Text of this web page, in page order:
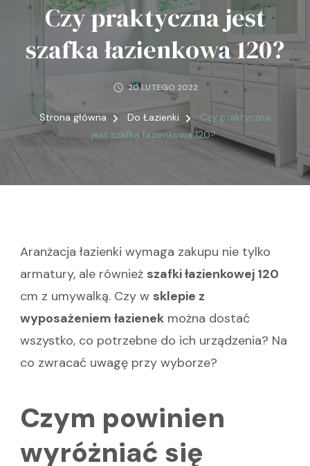
Czy praktyczna jest
szafka łazienkowa 120?
20 LUTEGO 2022
Strona główna Do Łazienki
Czy praktyczna
jest szafka łazienkowa 120?
Aranżacja łazienki wymaga zakupu nie tylko
armatury, ale również szafki łazienkowej 120
cm z umywalką. Czy w sklepie z
wyposażeniem łazienek można dostać
wszystko, co potrzebne do ich urządzenia? Na
co zwracać uwagę przy wyborze?
Czym powinien
wyróżniać się